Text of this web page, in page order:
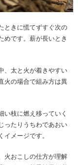
ときに慌てずすぐ次の
めです。薪が長いとき
、太と火が着きやすい
火の場合で組み方は異
い枝に燃え移っていく
ったりうちわであおい
メージです。
火おこしの仕方が理解